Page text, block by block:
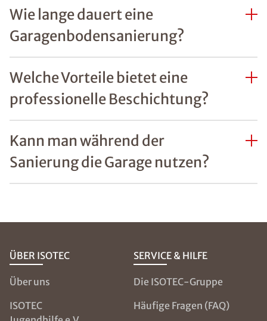
Wie lange dauert eine
Garagenbodensanierung?
Welche Vorteile bietet eine
professionelle Beschichtung?
Kann man während der
Sanierung die Garage nutzen?
ÜBER ISOTEC
Über uns
ISOTEC
SERVICE & HILFE
Die ISOTEC-Gruppe
Häufige Fragen (FAQ)